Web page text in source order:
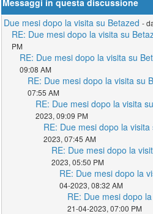
Messaggi in questa discussione
Due mesi dopo la visita su Betazed -
RE: Due mesi dopo la visita su
PM
RE: Due mesi dopo la visita su
09:08 AM
RE: Due mesi dopo la visita su
07:55 AM
RE: Due mesi dopo la visita
2023, 09:09 PM
RE: Due mesi dopo la visita
2023, 07:45 AM
RE: Due mesi dopo la
2023, 05:50 PM
RE: Due mesi dopo la
04-2023, 08:32 AM
RE: Due mesi dopo
21-04-2023, 07:00 PM